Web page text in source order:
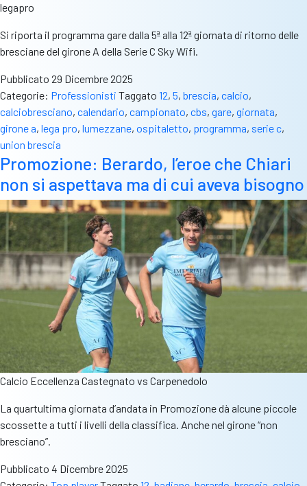
legapro
Si riporta il programma gare dalla 5ª alla 12ª giornata di ritorno delle
bresciane del girone A della Serie C Sky Wifi.
Pubblicato 29 Dicembre 2025
Categorie: Professionisti Taggato 12, 5, brescia, calcio,
calciobresciano, calendario, campionato, cbs, gare, giornata,
girone a, lega pro, lumezzane, ospitaletto, programma, serie c,
union brescia
Promozione: Berardo, l’eroe che Chiari
non si aspettava ma di cui aveva bisogno
Calcio Eccellenza Castegnato vs Carpenedolo
La quartultima giornata d’andata in Promozione dà alcune piccole
scossette a tutti i livelli della classifica. Anche nel girone “non
bresciano”.
Pubblicato 4 Dicembre 2025